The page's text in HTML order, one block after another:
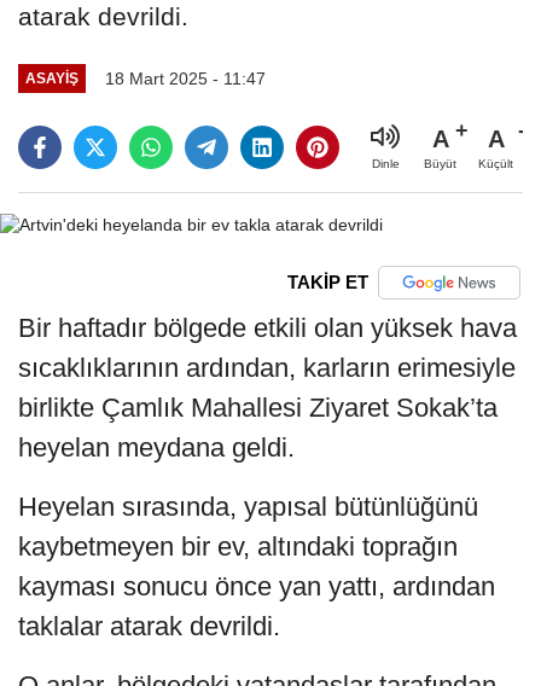
atarak devrildi.
ASAYIŞ 18 Mart 2025 - 11:47
Dinle
A
Büyüt
A
Küçült
TAKİP ET
Bir haftadır bölgede etkili olan yüksek hava
sıcaklıklarının ardından, karların erimesiyle
birlikte Çamlık Mahallesi Ziyaret Sokak’ta
heyelan meydana geldi.
Heyelan sırasında, yapısal bütünlüğünü
kaybetmeyen bir ev, altındaki toprağın
kayması sonucu önce yan yattı, ardından
taklalar atarak devrildi.